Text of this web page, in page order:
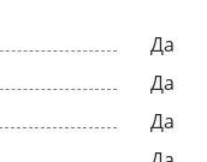
Да
Да
Да